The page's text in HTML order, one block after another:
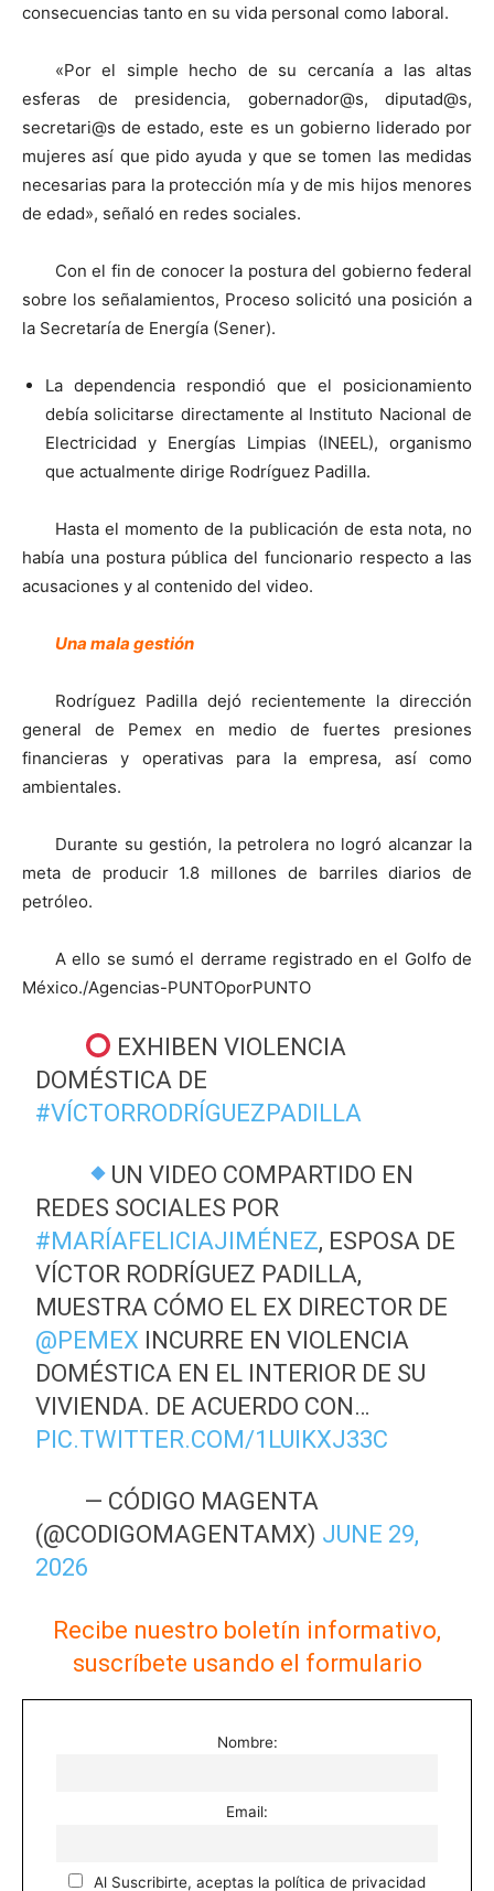
consecuencias tanto en su vida personal como laboral.
«Por el simple hecho de su cercanía a las altas
esferas de presidencia, gobernador@s, diputad@s,
secretari@s de estado, este es un gobierno liderado por
mujeres así que pido ayuda y que se tomen las medidas
necesarias para la protección mía y de mis hijos menores
de edad», señaló en redes sociales.
Con el fin de conocer la postura del gobierno federal
sobre los señalamientos, Proceso solicitó una posición a
la Secretaría de Energía (Sener).
La dependencia respondió que el posicionamiento
debía solicitarse directamente al Instituto Nacional de
Electricidad y Energías Limpias (INEEL), organismo
que actualmente dirige Rodríguez Padilla.
Hasta el momento de la publicación de esta nota, no
había una postura pública del funcionario respecto a las
acusaciones y al contenido del video.
Una mala gestión
Rodríguez Padilla dejó recientemente la dirección
general de Pemex en medio de fuertes presiones
financieras y operativas para la empresa, así como
ambientales.
Durante su gestión, la petrolera no logró alcanzar la
meta de producir 1.8 millones de barriles diarios de
petróleo.
A ello se sumó el derrame registrado en el Golfo de
México./Agencias-PUNTOporPUNTO
EXHIBEN VIOLENCIA
DOMÉSTICA DE
#VÍCTORRODRÍGUEZPADILLA
UN VIDEO COMPARTIDO EN
REDES SOCIALES POR
#MARÍAFELICIAJIMÉNEZ, ESPOSA DE
VÍCTOR RODRÍGUEZ PADILLA,
MUESTRA CÓMO EL EX DIRECTOR DE
@PEMEX INCURRE EN VIOLENCIA
DOMÉSTICA EN EL INTERIOR DE SU
VIVIENDA. DE ACUERDO CON…
PIC.TWITTER.COM/1LUIKXJ33C
— CÓDIGO MAGENTA
(@CODIGOMAGENTAMX) JUNE 29,
2026
Recibe nuestro boletín informativo,
suscríbete usando el formulario
Nombre:
Email:
Al Suscribirte, aceptas la política de privacidad